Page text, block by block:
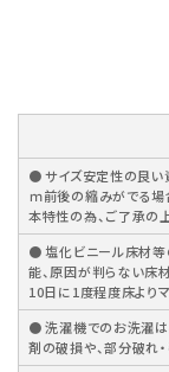
● サイズ安定性の良い
ｍ前後の縮みがでる場
本特性の為、ご了承の
● 塩化ビニール床材等
能、原因が判らない床
10日に1度程度床よりマ
● 洗濯機でのお洗濯は
剤の破損や、部分破れ